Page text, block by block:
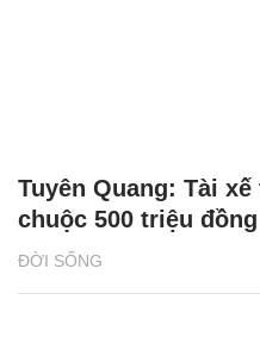
ĐỜI SỐNG
Tuyên Quang: Tài
chuộc 500 triệu đồng